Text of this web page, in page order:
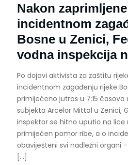
Nakon
incidentnom
Bosne u Zenici,
vodna inspekcija
Po dojavi aktivista za zaštitu
incidentnom zagađenju rijeke
primijećeno jutros u 7:15 časova
subjekta Arcelor Mittal u Zenici,
inspektor se hitno uputio na lice
primijećen pomor ribe, a o
obaviješteni svi nadležni organi
[…]